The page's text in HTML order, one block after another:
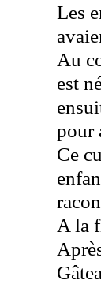
Les
Au
est
pour
Ce
A la